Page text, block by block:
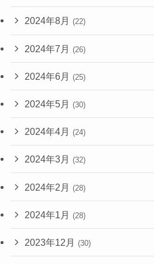
2024年8月 (22)
2024年7月 (26)
2024年6月 (25)
2024年5月 (30)
2024年4月 (24)
2024年3月 (32)
2024年2月 (28)
2024年1月 (28)
2023年12月 (30)